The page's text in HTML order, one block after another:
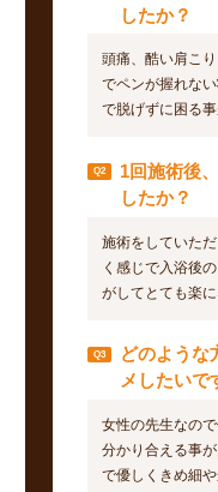
したか？
頭痛、酷い肩こ
でペンが握れな
で脱げずに困る事
1回施術後
したか？
施術をしていた
く感じで入浴後
がしてとても楽に
どのような
メしたいで
女性の先生なの
分かり合える事
で優しくきめ細や